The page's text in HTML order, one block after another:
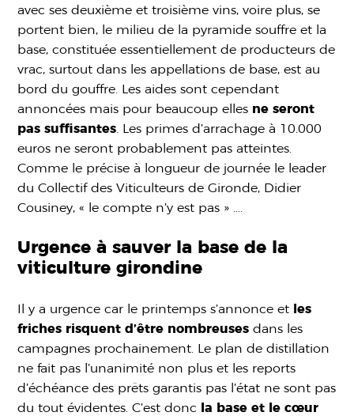
avec ses deuxième et troisième vins, voire plus, se
portent bien, le milieu de la pyramide souffre et la
base, constituée essentiellement de producteurs de
vrac, surtout dans les appellations de base, est au
bord du gouffre. Les aides sont cependant
annoncées mais pour beaucoup elles ne seront
pas suffisantes. Les primes d’arrachage à 10.000
euros ne seront probablement pas atteintes.
Comme le précise à longueur de journée le leader
du Collectif des Viticulteurs de Gironde, Didier
Cousiney, « le compte n’y est pas » ….
Urgence à sauver la base de la
viticulture girondine
Il y a urgence car le printemps s’annonce et les
friches risquent d’être nombreuses dans les
campagnes prochainement. Le plan de distillation
ne fait pas l’unanimité non plus et les reports
d’échéance des prêts garantis pas l’état ne sont pas
du tout évidentes. C’est donc la base et le cœur